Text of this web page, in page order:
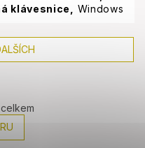
klávesnice,
Windows